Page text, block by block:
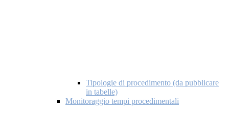
Tipologie di procedimento (da pubblicare
in tabelle)
Monitoraggio tempi procedimentali